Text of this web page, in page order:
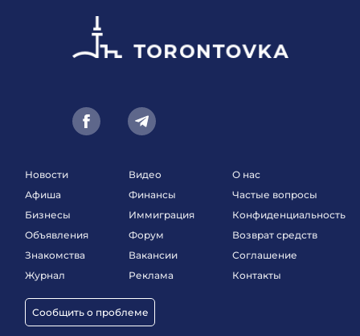
Новости
Афиша
Бизнесы
Объявления
Знакомства
Журнал
Сообщить о проблеме
Видео
Финансы
Иммиграция
Форум
Вакансии
Реклама
О нас
Частые вопросы
Конфиденциальность
Возврат средств
Соглашение
Контакты